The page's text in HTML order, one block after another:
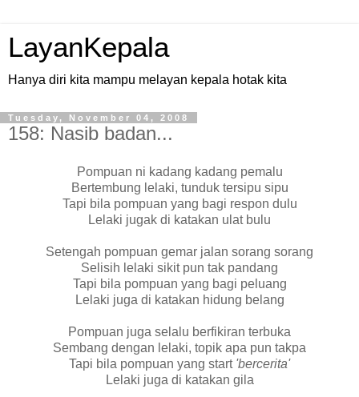
LayanKepala
Hanya diri kita mampu melayan kepala hotak kita
Tuesday, November 04, 2008
158: Nasib badan...
Pompuan ni kadang kadang pemalu
Bertembung lelaki, tunduk tersipu sipu
Tapi bila pompuan yang bagi respon dulu
Lelaki jugak di katakan ulat bulu
Setengah pompuan gemar jalan sorang sorang
Selisih lelaki sikit pun tak pandang
Tapi bila pompuan yang bagi peluang
Lelaki juga di katakan hidung belang
Pompuan juga selalu berfikiran terbuka
Sembang dengan lelaki, topik apa pun takpa
Tapi bila pompuan yang start 'bercerita'
Lelaki juga di katakan gila